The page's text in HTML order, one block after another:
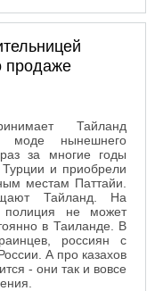
продаже
Тайланд
моде нынешнего
за многие годы
и приобрели
местам Паттайи.
Тайланд. На
полиция не может
в Таиланде. В
россиян с
А про казахов
- они так и вовсе